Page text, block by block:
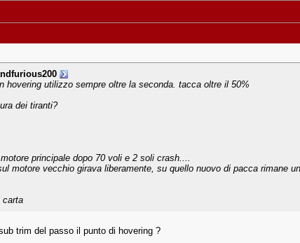
hovering utilizzo sempre oltre la seconda. tacca oltre il 50%
dei tiranti?
principale dopo 70 voli e 2 soli crash....
motore vecchio girava liberamente, su quello nuovo di pacca rimane
carta
trim del passo il punto di hovering ?